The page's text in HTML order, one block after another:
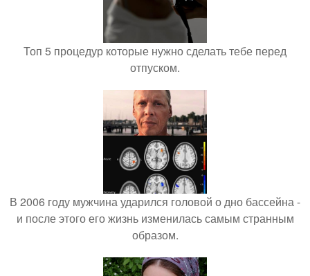
Топ 5 процедур которые нужно сделать тебе перед
отпуском.
В 2006 году мужчина ударился головой о дно бассейна -
и после этого его жизнь изменилась самым странным
образом.